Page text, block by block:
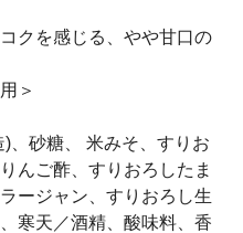
クを感じる、やや甘口の
＞
、砂糖、 米みそ、すりお
んご酢、すりおろしたま
ージャン、すりおろし生
寒天／酒精、酸味料、香